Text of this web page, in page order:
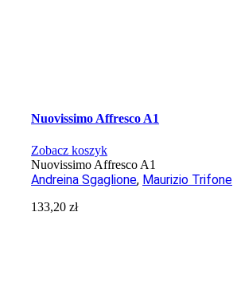
Nuovissimo Affresco A1
Zobacz koszyk
Nuovissimo Affresco A1
Andreina Sgaglione, Maurizio Trifone
133,20zł